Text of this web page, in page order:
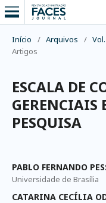
Início / Arquivos /
Artigos
ESCALA DE
GERENCIAIS
PESQUISA
PABLO FERNANDO
Universidade de Brasília
CATARINA CECÍLIA